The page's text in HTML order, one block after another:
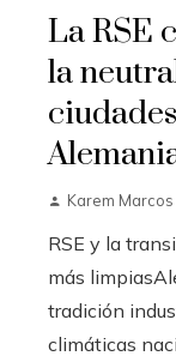
La RSE
la
Karem
RSE y la
más
tradición
climáticas